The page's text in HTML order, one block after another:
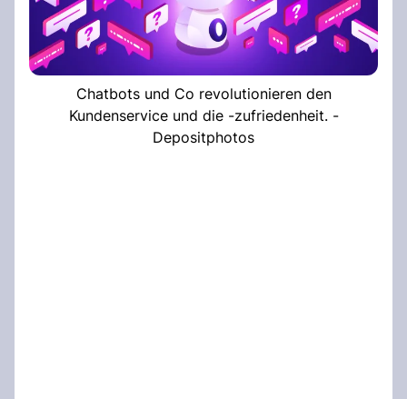
Chatbots und Co revolutionieren den
Kundenservice und die -zufriedenheit. -
Depositphotos